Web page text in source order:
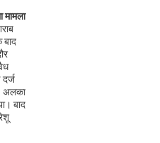
मामला
बाद
अलका
बाद